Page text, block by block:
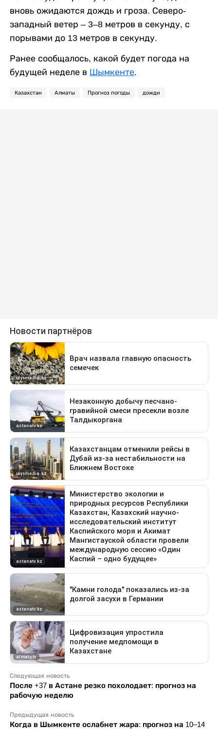
вновь ожидаются дождь и гроза. Северо-
западный ветер – 3–8 метров в секунду, с
порывами до 13 метров в секунду.
Ранее сообщалось, какой будет погода на
будущей неделе в Шымкенте.
Казахстан Алматы Прогноз погоды дожди
Следующая новость
После +37 в Астане резко похолодает: прогноз на
рабочую неделю
Предыдущая новость
Когда в Шымкенте ослабнет жара: прогноз на 10–14